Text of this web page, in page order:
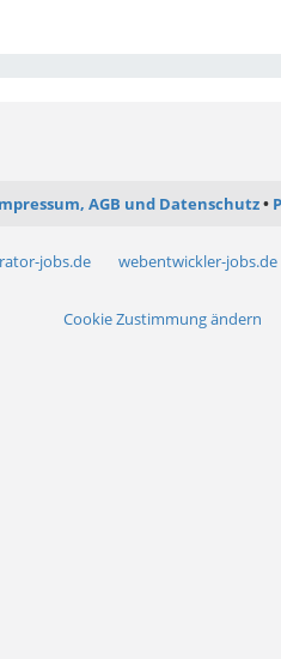
AGB und Datenschutz
jobs.de webentwickler-jobs.de
Cookie Zustimmung ändern